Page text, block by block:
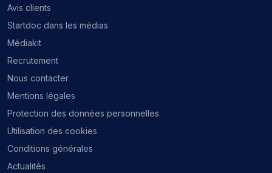
Avis clients
Startdoc dans les médias
Médiakit
Recrutement
Nous contacter
Mentions légales
Protection des données personnelles
Utilisation des cookies
Conditions générales
Actualités